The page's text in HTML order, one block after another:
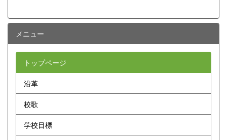
メニュー
トップページ
沿革
校歌
学校目標